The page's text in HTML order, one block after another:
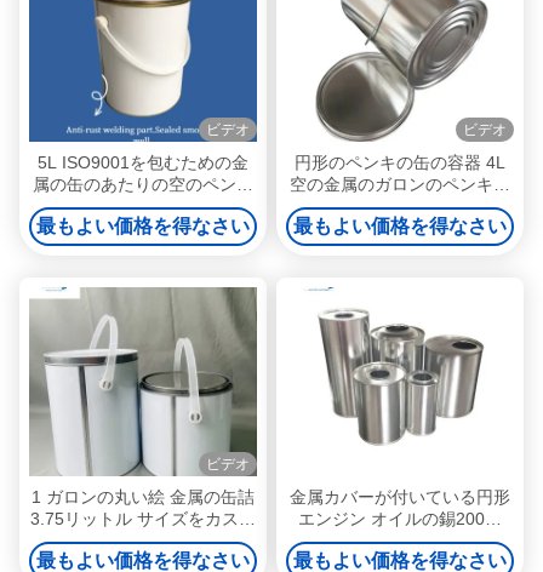
ビデオ
5L ISO9001を包むための金
属の缶のあたりの空のペンキ
の錫
最もよい価格を得なさい
ビデオ
円形のペンキの缶の容器 4L
空の金属のガロンのペンキの
缶
最もよい価格を得なさい
ビデオ
1 ガロンの丸い絵 金属の缶詰
3.75リットル サイズをカスタ
マイズ
最もよい価格を得なさい
金属カバーが付いている円形
エンジン オイルの錫200ml
500mlの金属の錫の容器
最もよい価格を得なさい